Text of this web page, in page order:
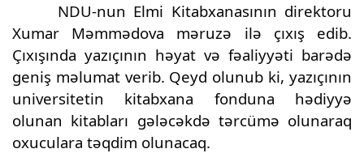
NDU-nun Elmi Kitabxanasının direktoru
Xumar Məmmədova məruzə ilə çıxış edib.
Çıxışında yazıçının həyat və fəaliyyəti barədə
geniş məlumat verib. Qeyd olunub ki, yazıçının
universitetin kitabxana fonduna hədiyyə
olunan kitabları gələcəkdə tərcümə olunaraq
oxuculara təqdim olunacaq.